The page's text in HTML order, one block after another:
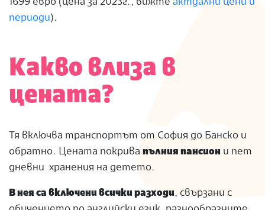
периоди).
Какво влиза в
цената?
Тя включва транспортът от София до Банско и
обратно. Цената покрива пълния пансион и пет
дневни хранения на детето.
В нея са включени всички разходи, свързани с